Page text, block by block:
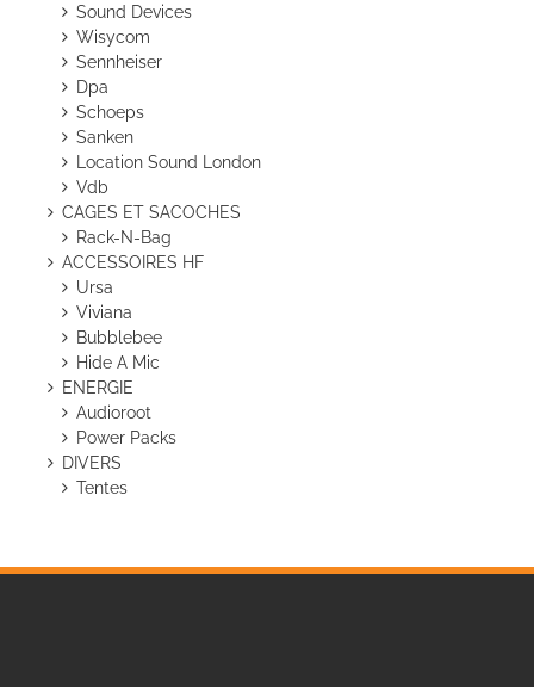
Sound Devices
Wisycom
Sennheiser
Dpa
Schoeps
Sanken
Location Sound London
Vdb
CAGES ET SACOCHES
Rack-N-Bag
ACCESSOIRES HF
Ursa
Viviana
Bubblebee
Hide A Mic
ENERGIE
Audioroot
Power Packs
DIVERS
Tentes